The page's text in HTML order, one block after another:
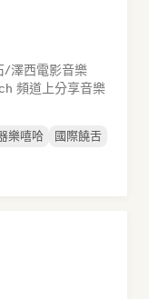
/澤西電影音樂
頻道上分享音樂
樂嘻哈
國際饒舌